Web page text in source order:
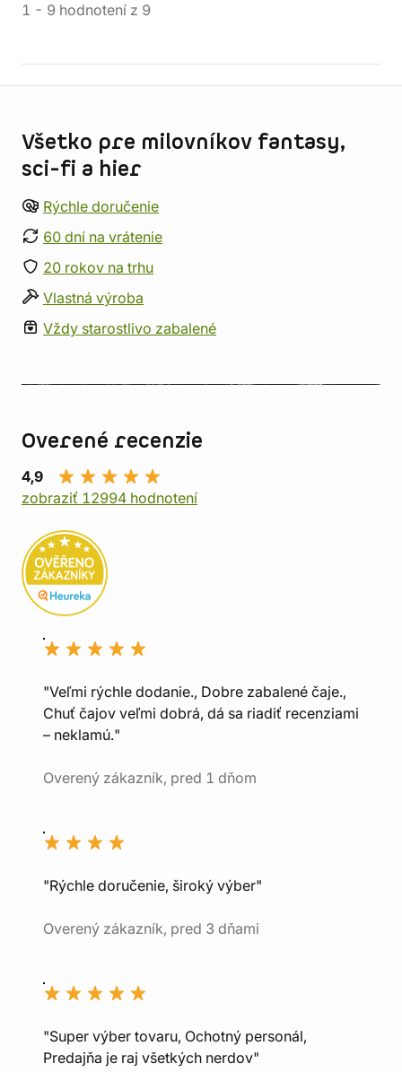
1 - 9 hodnotení z 9
Všetko pre milovníkov fantasy,
sci-fi a hier
Rýchle doručenie
60 dní na vrátenie
20 rokov na trhu
Vlastná výroba
Vždy starostlivo zabalené
Overené recenzie
4,9
zobraziť 12994 hodnotení
"Veľmi rýchle dodanie., Dobre zabalené čaje.,
Chuť čajov veľmi dobrá, dá sa riadiť recenziami
– neklamú."
Overený zákazník, pred 1 dňom
"Rýchle doručenie, široký výber"
Overený zákazník, pred 3 dňami
"Super výber tovaru, Ochotný personál,
Predajňa je raj všetkých nerdov"